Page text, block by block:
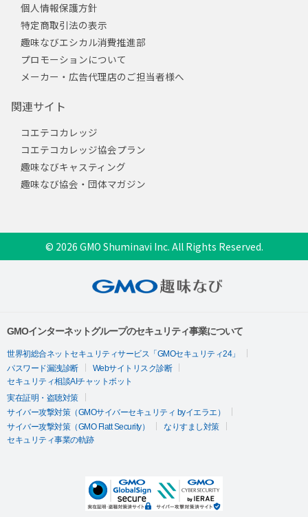
個人情報保護方針
特定商取引法の表示
趣味なびエシカル消費推進部
プロモーションについて
メーカー・広告代理店のご担当者様へ
関連サイト
コエテコカレッジ
コエテコカレッジ協会プラン
趣味なびキャスティング
趣味なび協会・団体マガジン
© 2026 GMO Shuminavi Inc. All Rights Reserved.